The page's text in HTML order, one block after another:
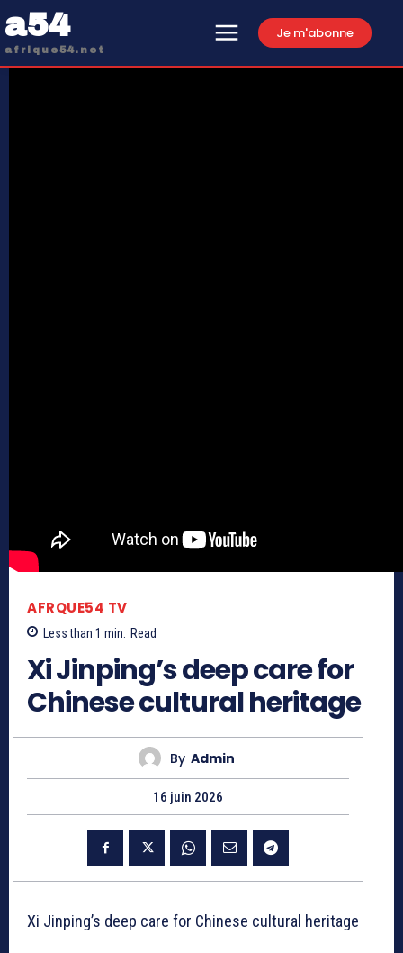
a54
afrique54.net
Je m'abonne
AFRQUE54 TV
Less than 1 min. Read
Xi Jinping’s deep care for
Chinese cultural heritage
By Admin
16 juin 2026
Xi Jinping’s deep care for Chinese cultural heritage